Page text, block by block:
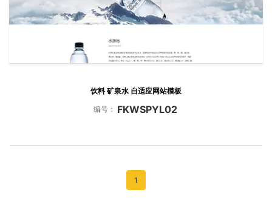
饮料 矿泉水 自适应网站模板
编号： FKWSPYL02
1